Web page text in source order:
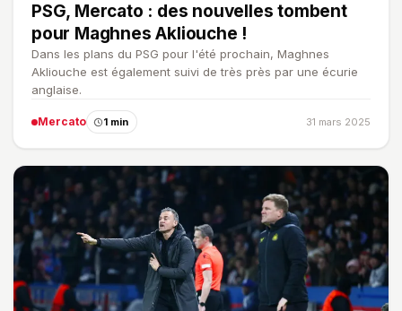
PSG, Mercato : des nouvelles tombent
pour Maghnes Akliouche !
Dans les plans du PSG pour l'été prochain, Maghnes
Akliouche est également suivi de très près par une écurie
anglaise.
Mercato 1 min 31 mars 2025